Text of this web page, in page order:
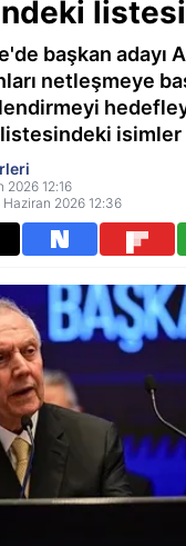
listesi
başkan adayı
netleşmeye
isimler
2026 12:16
2026 12:36